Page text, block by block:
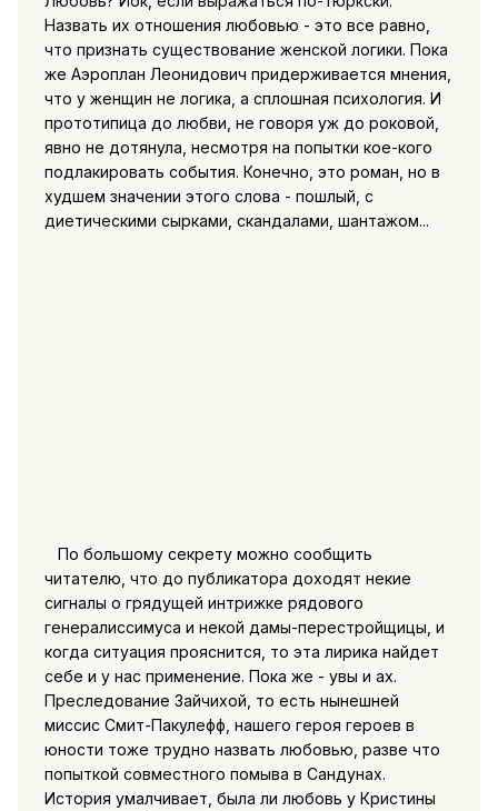
Назвать их отношения любовью - это все равно,
что признать существование женской логики. Пока
же Аэроплан Леонидович придерживается мнения,
что у женщин не логика, а сплошная психология. И
прототипица до любви, не говоря уж до роковой,
явно не дотянула, несмотря на попытки кое-кого
подлакировать события. Конечно, это роман, но в
худшем значении этого слова - пошлый, с
диетическими сырками, скандалами, шантажом...
По большому секрету можно сообщить
читателю, что до публикатора доходят некие
сигналы о грядущей интрижке рядового
генералиссимуса и некой дамы-перестройщицы, и
когда ситуация прояснится, то эта лирика найдет
себе и у нас применение. Пока же - увы и ах.
Преследование Зайчихой, то есть нынешней
миссис Смит-Пакулефф, нашего героя героев в
юности тоже трудно назвать любовью, разве что
попыткой совместного помыва в Сандунах.
История умалчивает, была ли любовь у Кристины